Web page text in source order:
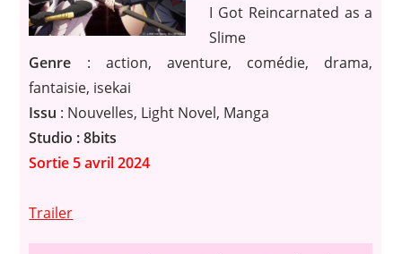
I Got Reincarnated as a
Slime
Genre : action, aventure, comédie, drama,
fantaisie, isekai
Issu : Nouvelles, Light Novel, Manga
Studio : 8bits
Sortie 5 avril 2024
Trailer